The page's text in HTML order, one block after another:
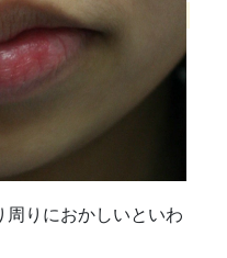
周りにおかしいといわ